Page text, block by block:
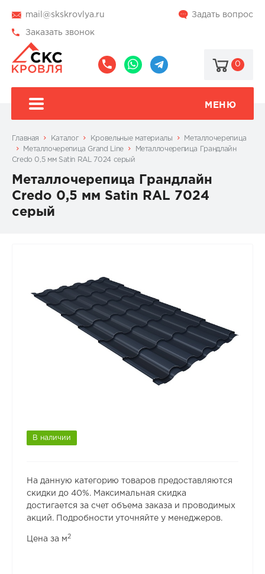
mail@skskrovlya.ru Задать вопрос
Заказать звонок
0
МЕНЮ
Главная Каталог Кровельные материалы
Металлочерепица
Металлочерепица Grand Line
Металлочерепица Грандлайн
Credo 0,5 мм Satin RAL 7024 серый
Металлочерепица Грандлайн
Credo 0,5 мм Satin RAL 7024
серый
В наличии
На данную категорию товаров предоставляются
скидки до 40%. Максимальная скидка
достигается за счет объема заказа и проводимых
акций. Подробности уточняйте у менеджеров.
Цена за м 2